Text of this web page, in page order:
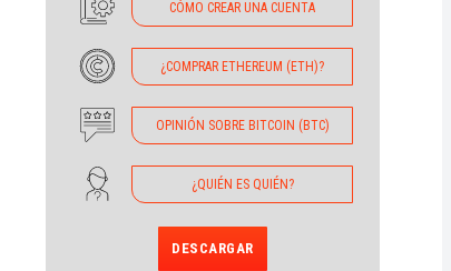
CÓMO CREAR UNA CUENTA
¿COMPRAR ETHEREUM (ETH)?
OPINIÓN SOBRE BITCOIN (BTC)
¿QUIÉN ES QUIÉN?
DESCARGAR